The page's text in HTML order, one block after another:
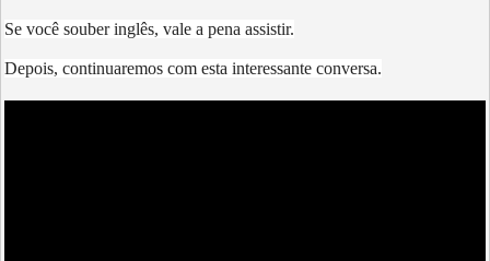
Se você souber inglês, vale a pena assistir.
Depois, continuaremos com esta interessante conversa.